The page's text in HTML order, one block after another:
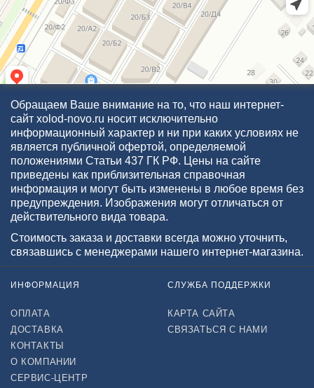
Обращаем Ваше внимание на то, что наш интернет-
сайт xolod-novo.ru носит исключительно
информационный характер и ни при каких условиях не
является публичной офертой, определяемой
положениями Статьи 437 ГК РФ. Цены на сайте
приведены как приблизительная справочная
информация и могут быть изменены в любое время без
предупреждения. Изображения могут отличаться от
действительного вида товара.
Стоимость заказа и доставки всегда можно уточнить,
связавшись с менеджерами нашего интернет-магазина.
ИНФОРМАЦИЯ
ОПЛАТА
ДОСТАВКА
КОНТАКТЫ
О КОМПАНИИ
СЕРВИС-ЦЕНТР
СЛУЖБА ПОДДЕРЖКИ
КАРТА САЙТА
СВЯЗАТЬСЯ С НАМИ